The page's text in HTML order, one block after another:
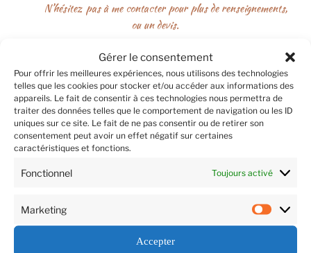
Gérer le consentement
Pour offrir les meilleures expériences, nous utilisons des technologies
telles que les cookies pour stocker et/ou accéder aux informations des
appareils. Le fait de consentir à ces technologies nous permettra de
traiter des données telles que le comportement de navigation ou les ID
uniques sur ce site. Le fait de ne pas consentir ou de retirer son
consentement peut avoir un effet négatif sur certaines
caractéristiques et fonctions.
Fonctionnel Toujours activé
Marketing
Accepter
N’hésitez pas à me contacter pour plus de renseignements,
ou un devis.
Me contacter
Partager :
Retrouvez moi